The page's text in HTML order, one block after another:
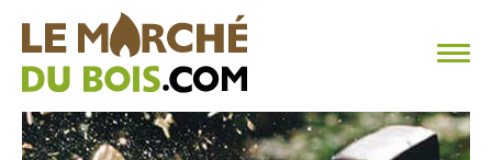
CHAUFFAGE AU BOIS